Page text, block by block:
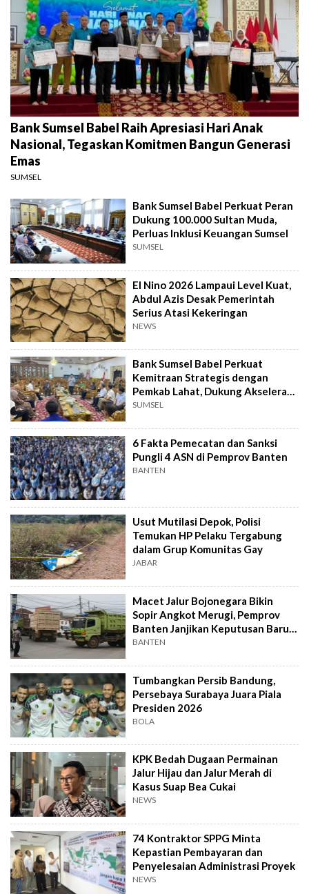
Bank Sumsel Babel Raih Apresiasi Hari Anak
Nasional, Tegaskan Komitmen Bangun Generasi
Emas
SUMSEL
Bank Sumsel Babel Perkuat Peran
Dukung 100.000 Sultan Muda,
Perluas Inklusi Keuangan Sumsel
SUMSEL
El Nino 2026 Lampaui Level Kuat,
Abdul Azis Desak Pemerintah
Serius Atasi Kekeringan
NEWS
Bank Sumsel Babel Perkuat
Kemitraan Strategis dengan
Pemkab Lahat, Dukung Akselerasi
Ekonomi Daerah
SUMSEL
6 Fakta Pemecatan dan Sanksi
Pungli 4 ASN di Pemprov Banten
BANTEN
Usut Mutilasi Depok, Polisi
Temukan HP Pelaku Tergabung
dalam Grup Komunitas Gay
JABAR
Macet Jalur Bojonegara Bikin
Sopir Angkot Merugi, Pemprov
Banten Janjikan Keputusan Baru 4
Hari Lagi
BANTEN
Tumbangkan Persib Bandung,
Persebaya Surabaya Juara Piala
Presiden 2026
BOLA
KPK Bedah Dugaan Permainan
Jalur Hijau dan Jalur Merah di
Kasus Suap Bea Cukai
NEWS
74 Kontraktor SPPG Minta
Kepastian Pembayaran dan
Penyelesaian Administrasi Proyek
NEWS